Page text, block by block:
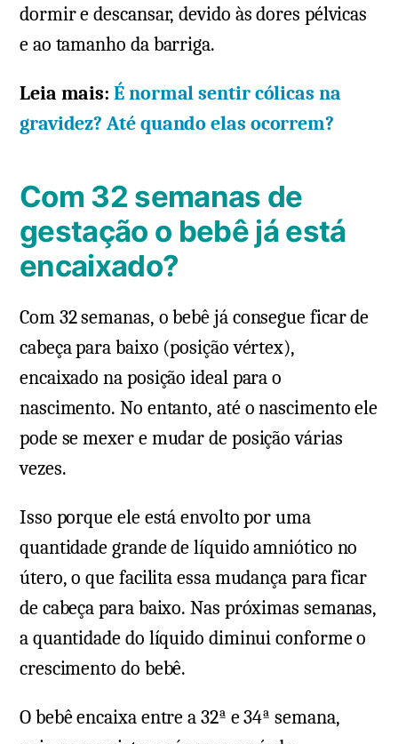
dormir e descansar, devido às dores pélvicas
e ao tamanho da barriga.
Leia mais:É normal sentir cólicas na
gravidez? Até quando elas ocorrem?
Com 32 semanas de
gestação o bebê já está
encaixado?
Com 32 semanas, o bebê já consegue ficar de
cabeça para baixo (posição vértex),
encaixado na posição ideal para o
nascimento. No entanto, até o nascimento ele
pode se mexer e mudar de posição várias
vezes.
Isso porque ele está envolto por uma
quantidade grande de líquido amniótico no
útero, o que facilita essa mudança para ficar
de cabeça para baixo. Nas próximas semanas,
a quantidade do líquido diminui conforme o
crescimento do bebê.
O bebê encaixa entre a 32ª e 34ª semana,